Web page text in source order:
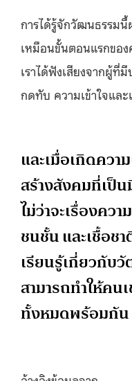
การได้รู้จักวัฒนธรรมนี้
เหมือนขั้นตอนแรกขอ
เราได้ฟังเสียงจากผู้ที่
กดทับ ความเข้าใจและ
และเมื่อเกิดควา
สร้างสังคมที่เป็
ไม่ว่าจะเรื่องคว
ชนชั้น และเชื้อชา
เรียนรู้เกี่ยวกับ
สามารถทำให้คน
ทั้งหมดพร้อมกัน